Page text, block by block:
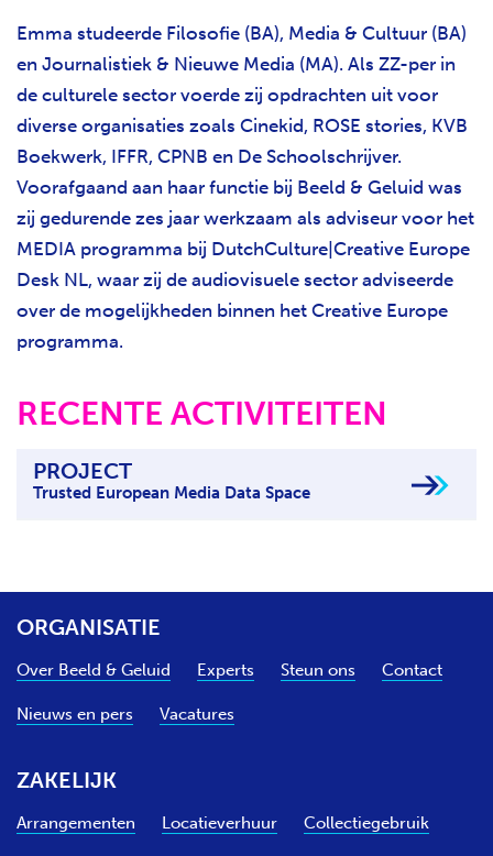
Emma studeerde Filosofie (BA), Media & Cultuur (BA)
en Journalistiek & Nieuwe Media (MA). Als ZZ-per in
de culturele sector voerde zij opdrachten uit voor
diverse organisaties zoals Cinekid, ROSE stories, KVB
Boekwerk, IFFR, CPNB en De Schoolschrijver.
Voorafgaand aan haar functie bij Beeld & Geluid was
zij gedurende zes jaar werkzaam als adviseur voor het
MEDIA programma bij DutchCulture|Creative Europe
Desk NL, waar zij de audiovisuele sector adviseerde
over de mogelijkheden binnen het Creative Europe
programma.
RECENTE ACTIVITEITEN
PROJECT
Trusted European Media Data Space
ORGANISATIE
Over Beeld & Geluid Experts Steun ons Contact
Nieuws en pers Vacatures
ZAKELIJK
Arrangementen Locatieverhuur Collectiegebruik